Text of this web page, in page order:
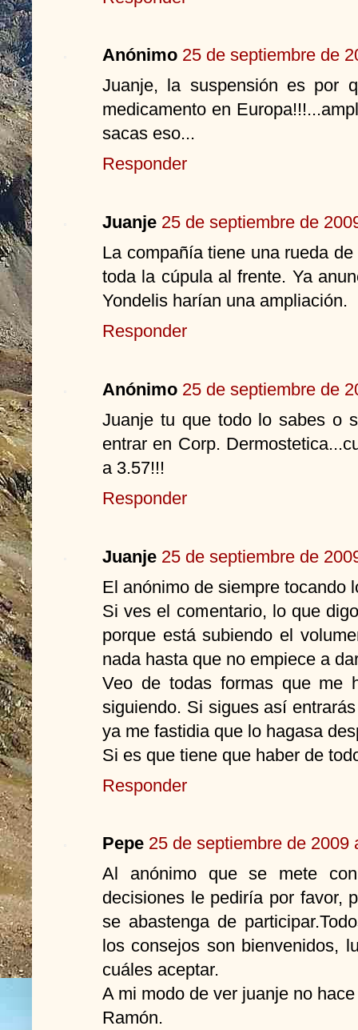
Anónimo 25 de septiembre de
Juanje, la suspensión es por
medicamento en
sacas eso...
Responder
Juanje 25 de septiembre de
La compañía tiene una rueda
toda la cúpula al frente. Ya
Yondelis harían una ampliación.
Responder
Anónimo 25 de septiembre de
Juanje tu que todo lo sabes o
entrar en Corp.
a 3.57!!!
Responder
Juanje 25 de septiembre de
El anónimo de siempre tocando
Si ves el comentario, lo que
porque está subiendo el
nada hasta que no empiece a
Veo de todas formas que me
siguiendo. Si sigues así
ya me fastidia que lo hagasa
Si es que tiene que haber de
Responder
Pepe 25 de septiembre de 2009
Al anónimo que se mete
decisiones le pediría por favor,
se abastenga de
los consejos son bienvenidos,
cuáles aceptar.
A mi modo de ver juanje no
Ramón.